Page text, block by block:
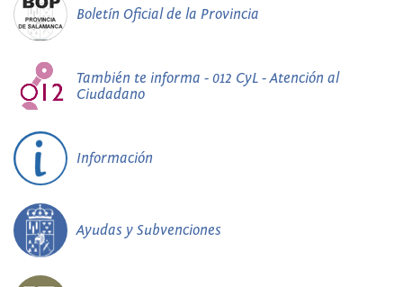
Boletín Oficial de la Provincia
También te informa - 012 CyL - Atención al
Ciudadano
Información
Ayudas y Subvenciones